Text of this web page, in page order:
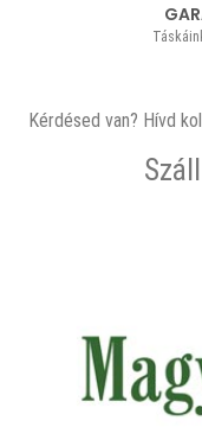
Kérdésed van? Hívd